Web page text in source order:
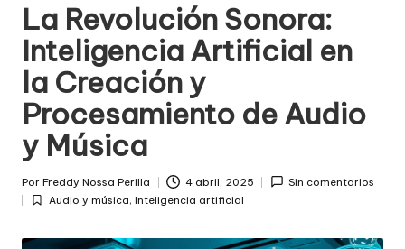
La Revolución Sonora:
Inteligencia Artificial en
la Creación y
Procesamiento de Audio
y Música
Publicado
por
Por Freddy Nossa Perilla 4 abril, 2025 Sin comentarios
Posted
Audio y música, Inteligencia artificial